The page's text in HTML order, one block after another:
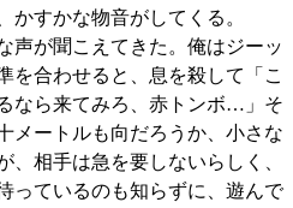
かすかな物音がしてくる。
声が聞こえてきた。俺はジーッ
を合わせると、息を殺して「こ
なら来てみろ、赤トンボ…」そ
メートルも向だろうか、小さな
、相手は急を要しないらしく、
っているのも知らずに、遊んで